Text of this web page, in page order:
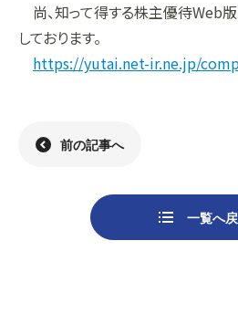
配当について
株式取得手続きについて
日本カタン株式会社
ゼクサスチェン株式会社
社員インタビュー
働く環境
尚、知って得する株主優待Web
しております。
https://yutai.net-ir.ne.jp/
前の記事へ
一覧へ